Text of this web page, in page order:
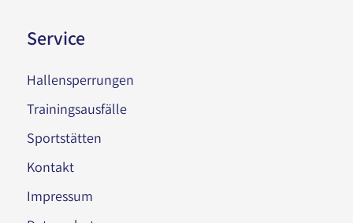
Service
Hallensperrungen
Trainingsausfälle
Sportstätten
Kontakt
Impressum